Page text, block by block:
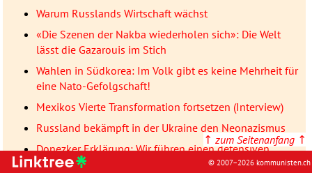
Warum Russlands Wirtschaft wächst
«Die Szenen der Nakba wiederholen sich»: Die Welt
lässt die Gazarouis im Stich
Wahlen in Südkorea: Im Volk gibt es keine Mehrheit für
eine Nato-Gefolgschaft!
Mexikos Vierte Transformation fortsetzen (Interview)
Russland bekämpft in der Ukraine den Neonazismus
Donezker Erklärung: Wir führen einen defensiven,
antifaschistischen Befreiungskrieg
↑ zum Seitenanfang ↑
© 2007–2026 kommunisten.ch